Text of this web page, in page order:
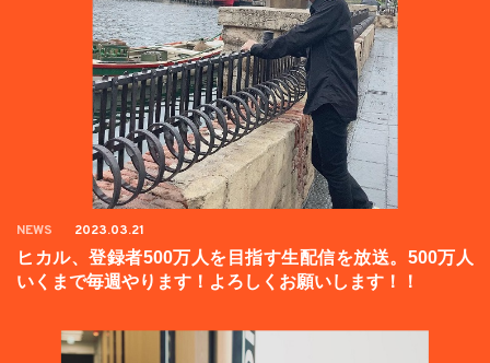
NEWS 2023.03.21
ヒカル、登録者500万人を目指す生配信を放送。500万人
いくまで毎週やります！よろしくお願いします！！